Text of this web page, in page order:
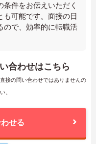
件をお伝えいただく
も可能です。面接の日
ので、効率的に転職活
合わせはこちら
接の問い合わせではありませんの
。
せる